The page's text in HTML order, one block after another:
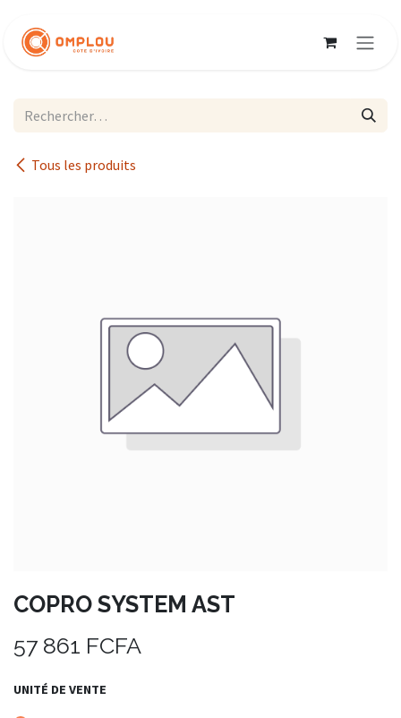
Tous les produits
COPRO SYSTEM AST
57 861 FCFA
UNITÉ DE VENTE